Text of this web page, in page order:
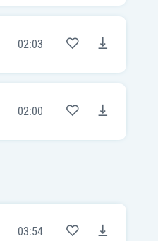
02:03
02:00
03:54